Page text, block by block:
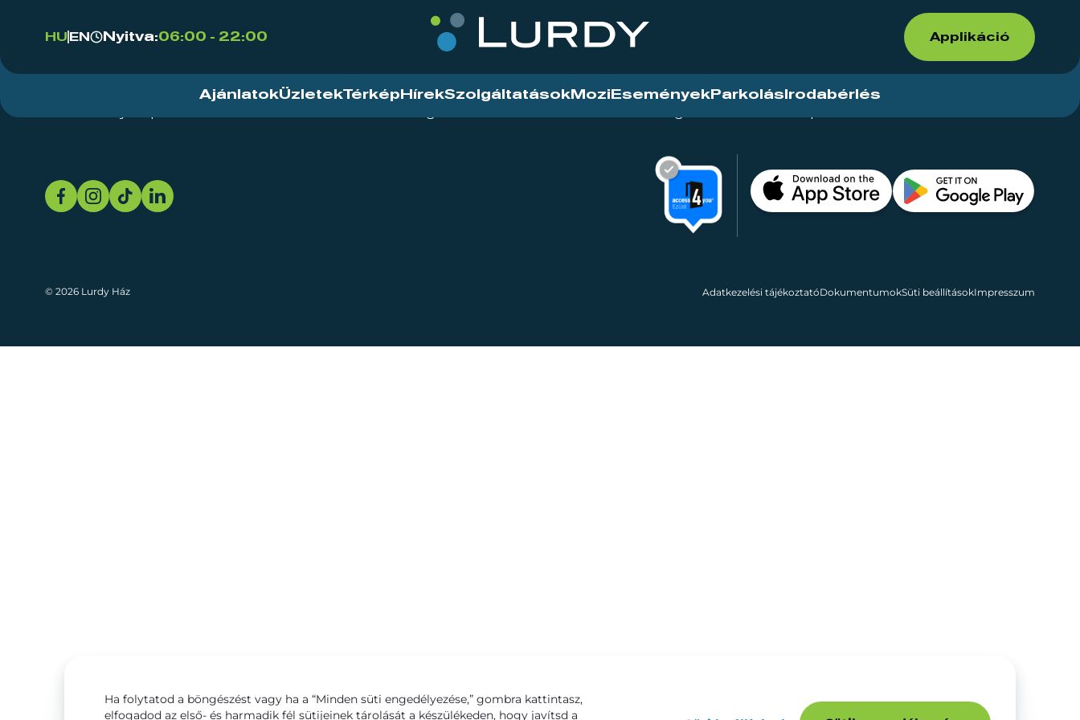
HU EN Nyitva:06:00 - 22:00 Applikáció
AjánlatokÜzletekTérkép HírekSzolgáltatások Mozi Események Parkolás Irodabérlés
© 2026 Lurdy Ház Adatkezelési tájékoztatóDokumentumokSüti beállításokImpresszum
Ha folytatod a böngészést vagy ha a “Minden süti engedélyezése,” gombra kattintasz,
elfogadod az első- és harmadik fél sütijeinek tárolását a készülékeden, hogy javítsd a